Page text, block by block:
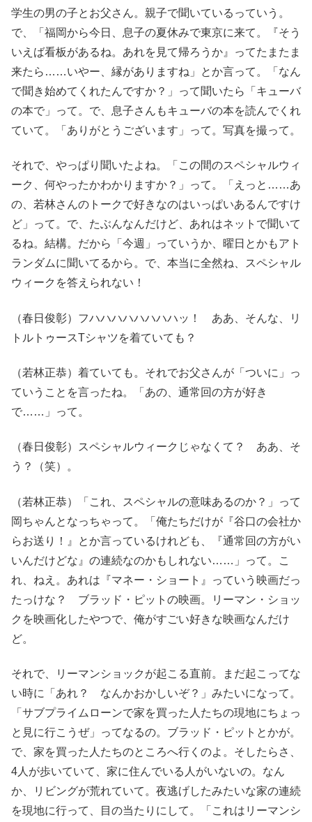
学生の男の子とお父さん。親子で聞いているっていう。
で、「福岡から今日、息子の夏休みで東京に来て。『そう
いえば看板があるね。あれを見て帰ろうか』ってたまたま
来たら……いやー、縁がありますね」とか言って。「なん
で聞き始めてくれたんですか？」って聞いたら「キューバ
の本で」って。で、息子さんもキューバの本を読んでくれ
ていて。「ありがとうございます」って。写真を撮って。
それで、やっぱり聞いたよね。「この間のスペシャルウィ
ーク、何やったかわかりますか？」って。「えっと……あ
の、若林さんのトークで好きなのはいっぱいあるんですけ
ど」って。で、たぶんなんだけど、あれはネットで聞いて
るね。結構。だから「今週」っていうか、曜日とかもアト
ランダムに聞いてるから。で、本当に全然ね、スペシャル
ウィークを答えられない！
（春日俊彰）フハハハハハハハハッ！ ああ、そんな、リ
トルトゥースTシャツを着ていても？
（若林正恭）着ていても。それでお父さんが「ついに」っ
ていうことを言ったね。「あの、通常回の方が好き
で……」って。
（春日俊彰）スペシャルウィークじゃなくて？ ああ、そ
う？（笑）。
（若林正恭）「これ、スペシャルの意味あるのか？」って
岡ちゃんとなっちゃって。「俺たちだけが『谷口の会社か
らお送り！』とか言っているけれども、『通常回の方がい
いんだけどな』の連続なのかもしれない……」って。こ
れ、ねえ。あれは『マネー・ショート』っていう映画だっ
たっけな？ ブラッド・ピットの映画。リーマン・ショッ
クを映画化したやつで、俺がすごい好きな映画なんだけ
ど。
それで、リーマンショックが起こる直前。まだ起こってな
い時に「あれ？ なんかおかしいぞ？」みたいになって。
「サブプライムローンで家を買った人たちの現地にちょっ
と見に行こうぜ」ってなるの。ブラッド・ピットとかが。
で、家を買った人たちのところへ行くのよ。そしたらさ、
4人が歩いていて、家に住んでいる人がいないの。なん
か、リビングが荒れていて。夜逃げしたみたいな家の連続
を現地に行って、目の当たりにして。「これはリーマンシ